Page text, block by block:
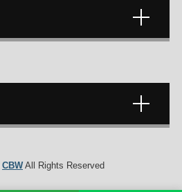
CBWAll Rights Reserved